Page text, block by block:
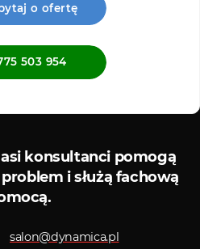
o ofertę
503 954
konsultanci pomogą
i służą fachową
salon@dynamica.pl